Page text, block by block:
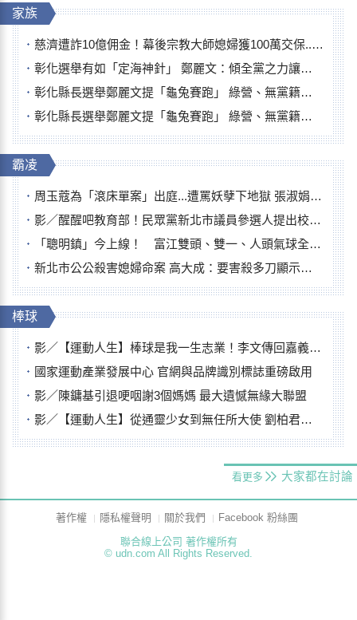
家族
慈濟遭詐10億佣金！幕後宗教大師媳婦獲100萬交保...快步奔離不發一語
彰化選舉有如「定海神針」 鄭麗文：傾全黨之力讓彰化贏
彰化縣長選舉鄭麗文提「龜兔賽跑」 綠營、無黨籍忙否認是烏龜
彰化縣長選舉鄭麗文提「龜兔賽跑」 綠營、無黨籍忙否認是烏龜
霸凌
周玉蔻為「滾床單案」出庭...遭罵妖孽下地獄 張淑娟批：舌頭殺人有罪
影／醒醒吧教育部！民眾黨新北市議員參選人提出校園反毒防線升級政見
「聰明鎮」今上線！ 富江雙頭、雙一、人頭氣球全登場
新北市公公殺害媳婦命案 高大成：要害殺多刀顯示怨恨深
棒球
影／【運動人生】棒球是我一生志業！李文傳回嘉義扎根點亮KANO精神
國家運動產業發展中心 官網與品牌識別標誌重磅啟用
影／陳鏞基引退哽咽謝3個媽媽 最大遺憾無緣大聯盟
影／【運動人生】從通靈少女到無任所大使 劉柏君女裁判人生國際發光
看更多 大家都在討論
著作權 隱私權聲明 關於我們
Facebook 粉絲團
聯合線上公司 著作權所有
© udn.com All Rights Reserved.